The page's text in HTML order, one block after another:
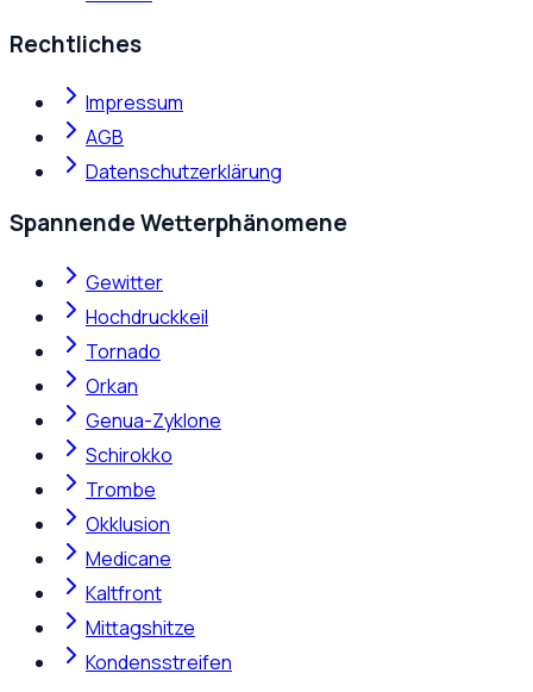
Rechtliches
Impressum
AGB
Datenschutzerklärung
Spannende Wetterphänomene
Gewitter
Hochdruckkeil
Tornado
Orkan
Genua-Zyklone
Schirokko
Trombe
Okklusion
Medicane
Kaltfront
Mittagshitze
Kondensstreifen